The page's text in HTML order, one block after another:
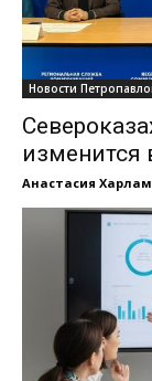
Новости
изменится
Анастасия